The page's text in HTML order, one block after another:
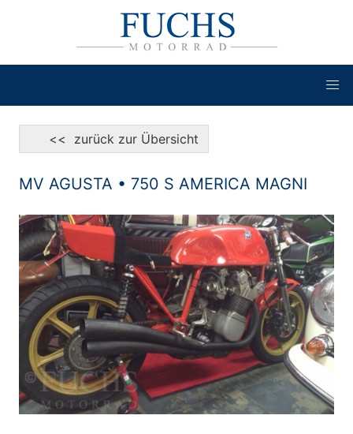
<< zurück zur Übersicht
MV AGUSTA • 750 S AMERICA MAGNI